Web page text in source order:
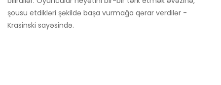
şousu etdikləri şəkildə başa vurmağa qərar verdilər -
Krasinski sayəsində.